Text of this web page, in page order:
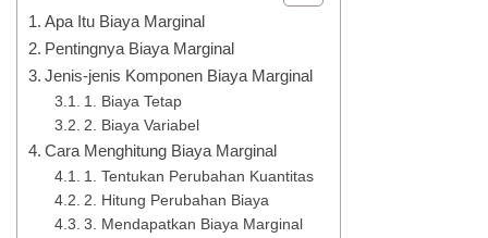
Apa Itu Biaya Marginal
Pentingnya Biaya Marginal
Jenis-jenis Komponen Biaya Marginal
1. Biaya Tetap
2. Biaya Variabel
Cara Menghitung Biaya Marginal
1. Tentukan Perubahan Kuantitas
2. Hitung Perubahan Biaya
3. Mendapatkan Biaya Marginal